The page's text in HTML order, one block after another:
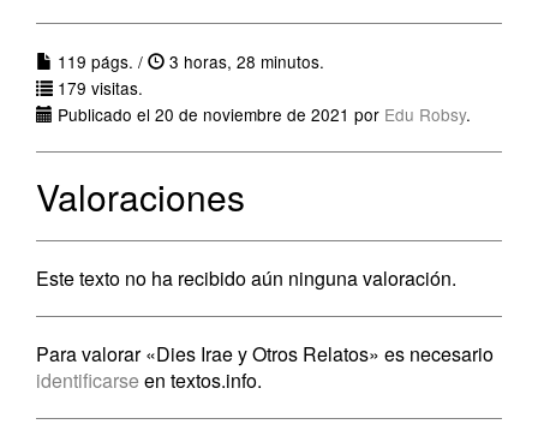
119 págs. /
3 horas, 28 minutos.
179 visitas.
Publicado el 20 de noviembre de 2021 por Edu Robsy.
Valoraciones
Este texto no ha recibido aún ninguna valoración.
Para valorar «Dies Irae y Otros Relatos» es necesario
identificarse en textos.info.